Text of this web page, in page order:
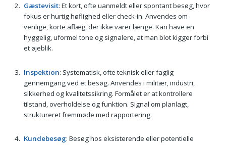
Gæstevisit: Et kort, ofte uanmeldt eller spontant besøg, hvor
fokus er hurtig høflighed eller check-in. Anvendes om
venlige, korte aflæg, der ikke varer længe. Kan have en
hyggelig, uformel tone og signalere, at man blot kigger forbi
et øjeblik.
Inspektion: Systematisk, ofte teknisk eller faglig
gennemgang ved et besøg. Anvendes i militær, industri,
sikkerhed og kvalitetssikring. Formålet er at kontrollere
tilstand, overholdelse og funktion. Signal om planlagt,
struktureret fremmøde med rapportering.
Kundebesøg: Besøg hos eksisterende eller potentielle